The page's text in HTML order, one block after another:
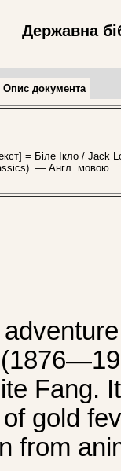
Державна
Опис документа
= Біле Ікло /
— Англ. мовою.
Fang.
gold
from